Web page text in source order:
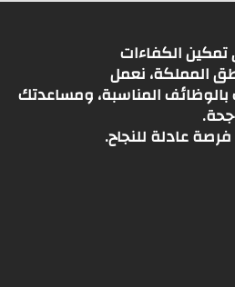
الكفاءات
المملكة، نعمل
المناسبة، ومساعدتك
عادلة للنجاح.